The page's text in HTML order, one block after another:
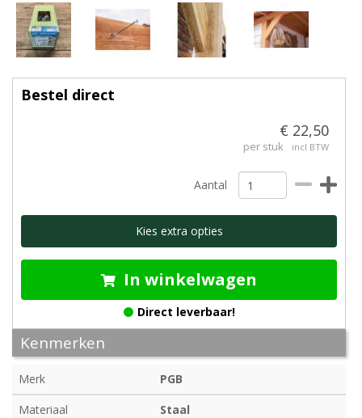
Bestel direct
€ 22,50
per stuk incl BTW
Aantal
Kies extra opties
In winkelwagen
Direct leverbaar!
Kenmerken
Merk
PGB
Materiaal
Staal